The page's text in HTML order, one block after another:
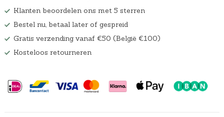
Klanten beoordelen ons met 5 sterren
Bestel nu, betaal later of gespreid
Gratis verzending vanaf €50 (België €100)
Kosteloos retourneren